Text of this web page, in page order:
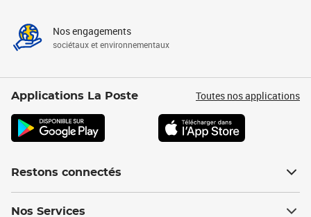
Nos engagements
sociétaux et environnementaux
Applications La Poste Toutes nos applications
Restons connectés
Nos Services